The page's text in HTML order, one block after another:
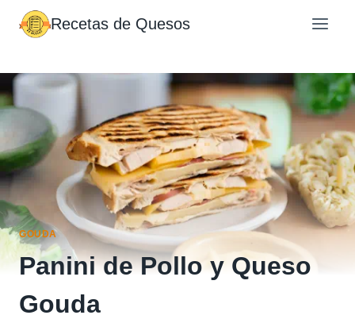
Saltar
Recetas de Quesos
GOUDA
Panini de Pollo y Queso
Gouda